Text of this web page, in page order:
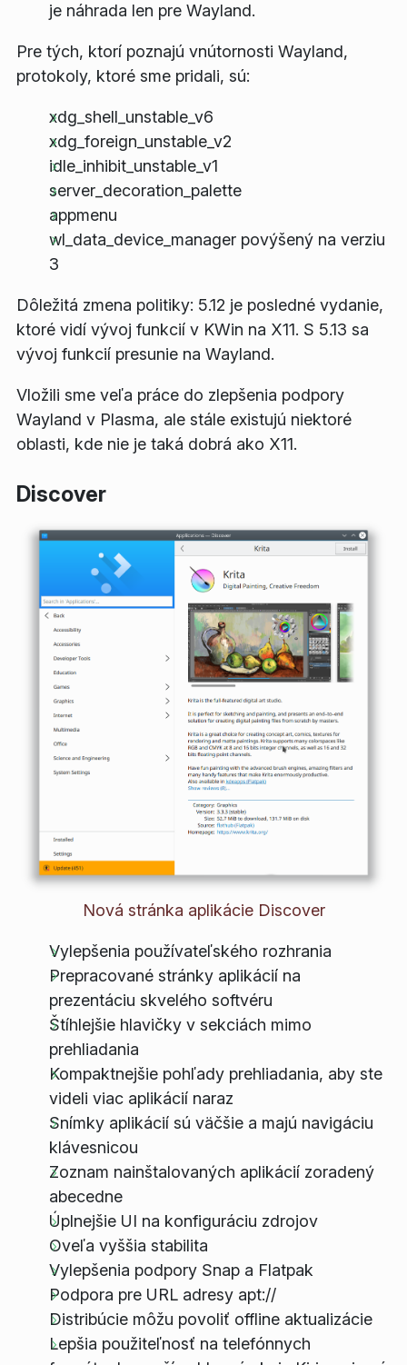
je náhrada len pre Wayland.
Pre tých, ktorí poznajú vnútornosti Wayland,
protokoly, ktoré sme pridali, sú:
xdg_shell_unstable_v6
xdg_foreign_unstable_v2
idle_inhibit_unstable_v1
server_decoration_palette
appmenu
wl_data_device_manager povýšený na verziu
3
Dôležitá zmena politiky: 5.12 je posledné vydanie,
ktoré vidí vývoj funkcií v KWin na X11. S 5.13 sa
vývoj funkcií presunie na Wayland.
Vložili sme veľa práce do zlepšenia podpory
Wayland v Plasma, ale stále existujú niektoré
oblasti, kde nie je taká dobrá ako X11.
Discover
Nová stránka aplikácie Discover
Vylepšenia používateľského rozhrania
Prepracované stránky aplikácií na
prezentáciu skvelého softvéru
Štíhlejšie hlavičky v sekciách mimo
prehliadania
Kompaktnejšie pohľady prehliadania, aby ste
videli viac aplikácií naraz
Snímky aplikácií sú väčšie a majú navigáciu
klávesnicou
Zoznam nainštalovaných aplikácií zoradený
abecedne
Úplnejšie UI na konfiguráciu zdrojov
Oveľa vyššia stabilita
Vylepšenia podpory Snap a Flatpak
Podpora pre URL adresy apt://
Distribúcie môžu povoliť offline aktualizácie
Lepšia použiteľnosť na telefónnych